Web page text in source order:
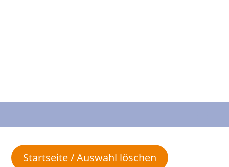
Startseite / Auswahl löschen